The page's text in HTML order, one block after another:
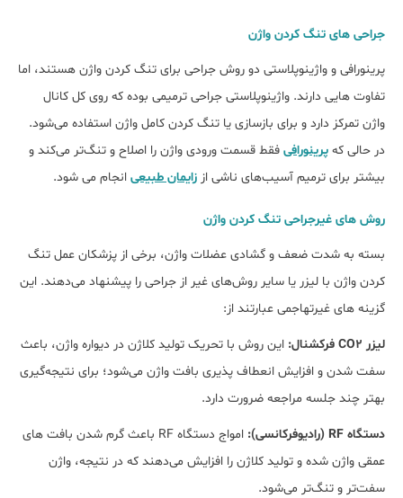
جراحی ‌های تنگ کردن واژن
پرینورافی و واژینوپلاستی دو روش جراحی برای تنگ کردن واژن هستند، اما
تفاوت‌ هایی دارند. واژینوپلاستی جراحی ترمیمی بوده که روی کل کانال
واژن تمرکز دارد و برای بازسازی یا تنگ کردن کامل واژن استفاده می‌شود.
در حالی که پرینورافی فقط قسمت ورودی واژن را اصلاح و تنگ‌تر می‌‌کند و
بیشتر برای ترمیم آسیب‌‌های ناشی از زایمان طبیعی انجام می ‌شود.
روش ‌های غیرجراحی تنگ کردن واژن
بسته به شدت ضعف و گشادی عضلات واژن، برخی از پزشکان عمل تنگ
کردن واژن با لیزر یا سایر روش‌های غیر از جراحی را پیشنهاد می‌دهند. این
گزینه‌ های غیرتهاجمی عبارتند از:
لیزر CO2 فرکشنال:
این روش با تحریک تولید کلاژن در دیواره واژن، باعث
سفت شدن و افزایش انعطاف ‌پذیری بافت واژن می‌‌شود؛ برای نتیجه‌گیری
بهتر چند جلسه مراجعه ضرورت دارد.
دستگاه RF (رادیوفرکانسی):
امواج دستگاه RF باعث گرم شدن بافت ‌های
عمقی واژن شده و تولید کلاژن را افزایش می‌‌دهند که در نتیجه، واژن
سفت‌تر و تنگ‌‌تر می‌شود.